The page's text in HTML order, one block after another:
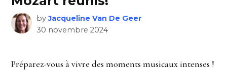
by Jacqueline Van De Geer
30 novembre 2024
Préparez-vous à vivre des moments musicaux intenses !